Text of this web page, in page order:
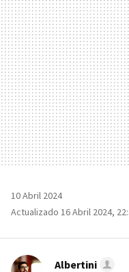
10 Abril 2024
Actualizado 16 Abril 2024,
Albertini